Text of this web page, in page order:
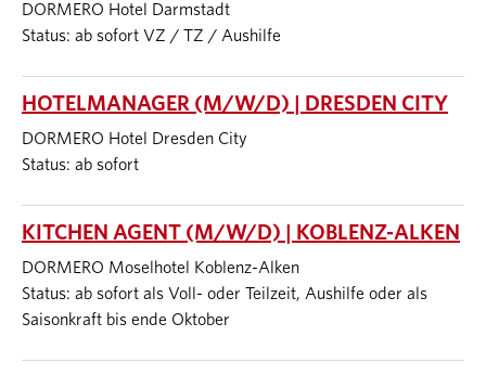
DORMERO Hotel Darmstadt
Status: ab sofort VZ / TZ / Aushilfe
HOTELMANAGER (M/W/D) | DRESDEN CITY
DORMERO Hotel Dresden City
Status: ab sofort
KITCHEN AGENT (M/W/D) | KOBLENZ-ALKEN
DORMERO Moselhotel Koblenz-Alken
Status: ab sofort als Voll- oder Teilzeit, Aushilfe oder als
Saisonkraft bis ende Oktober